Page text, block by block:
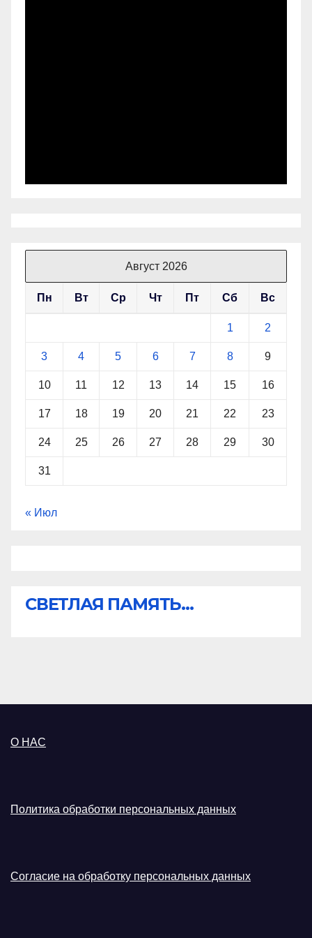
Август 2026
Пн Вт Ср Чт Пт Сб Вс
1 2
3 4 5 6 7 8 9
10 11 12 13 14 15 16
17 18 19 20 21 22 23
24 25 26 27 28 29 30
31
« Июл
СВЕТЛАЯ ПАМЯТЬ...
О НАС
Политика обработки персональных данных
Согласие на обработку персональных данных